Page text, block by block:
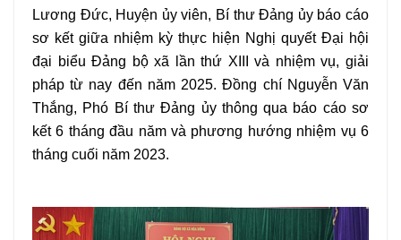
Lương Đức, Huyện ủy viên, Bí thư Đảng ủy báo cáo
sơ kết giữa nhiệm kỳ thực hiện Nghị quyết Đại hội
đại biểu Đảng bộ xã lần thứ XIII và nhiệm vụ, giải
pháp từ nay đến năm 2025. Đồng chí Nguyễn Văn
Thắng, Phó Bí thư Đảng ủy thông qua báo cáo sơ
kết 6 tháng đầu năm và phương hướng nhiệm vụ 6
tháng cuối năm 2023.